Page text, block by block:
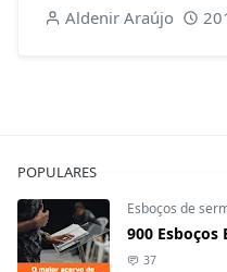
Aldenir Araújo
POPULARES
Esboços de
900 Esboços
37